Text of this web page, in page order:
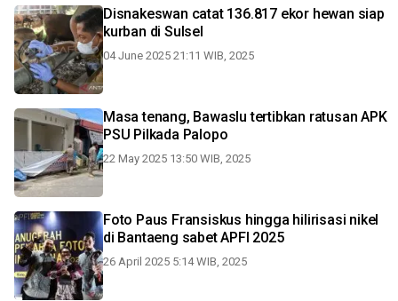
Disnakeswan catat 136.817 ekor hewan siap
kurban di Sulsel
04 June 2025 21:11 WIB, 2025
Masa tenang, Bawaslu tertibkan ratusan APK
PSU Pilkada Palopo
22 May 2025 13:50 WIB, 2025
Foto Paus Fransiskus hingga hilirisasi nikel
di Bantaeng sabet APFI 2025
26 April 2025 5:14 WIB, 2025